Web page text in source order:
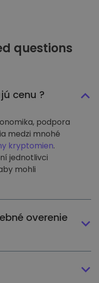
questions
cenu ?
podpora
medzi mnohé
kryptomien.
jednotlivci
mohli
overenie